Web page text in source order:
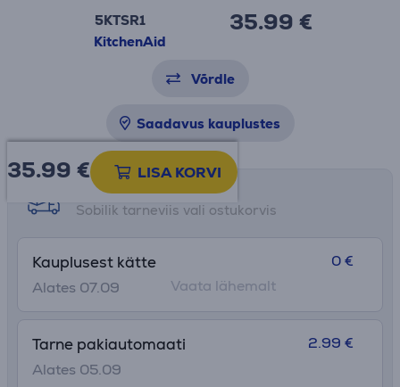
5KTSR1
KitchenAid
35.99 €
Võrdle
Saadavus kauplustes
35.99 € LISA KORVI
Tarne võimalused
Sobilik tarneviis vali ostukorvis
Kauplusest kätte
Alates 07.09
0 €
Vaata lähemalt
Tarne pakiautomaati
Alates 05.09
2.99 €